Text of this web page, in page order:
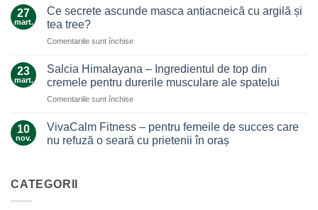
de
nu
lasă
la…
galben-
ne
durerile
27
mart.
Ce secrete ascunde masca antiacneică cu argilă și
tea tree?
Comentariile sunt închisepentru
secrete
ascunde
masca
antiacneică
argilă
23
mart.
Salcia Himalayana – Ingredientul de top din
cremele pentru durerile musculare ale spatelui
Comentariile sunt închisepentru
Himalayana
Ingredientul
10
nov.
VivaCalm Fitness – pentru femeile de succes care
nu refuză o seară cu prietenii în oraș
VivaCalm
Fitness
CATEGORII